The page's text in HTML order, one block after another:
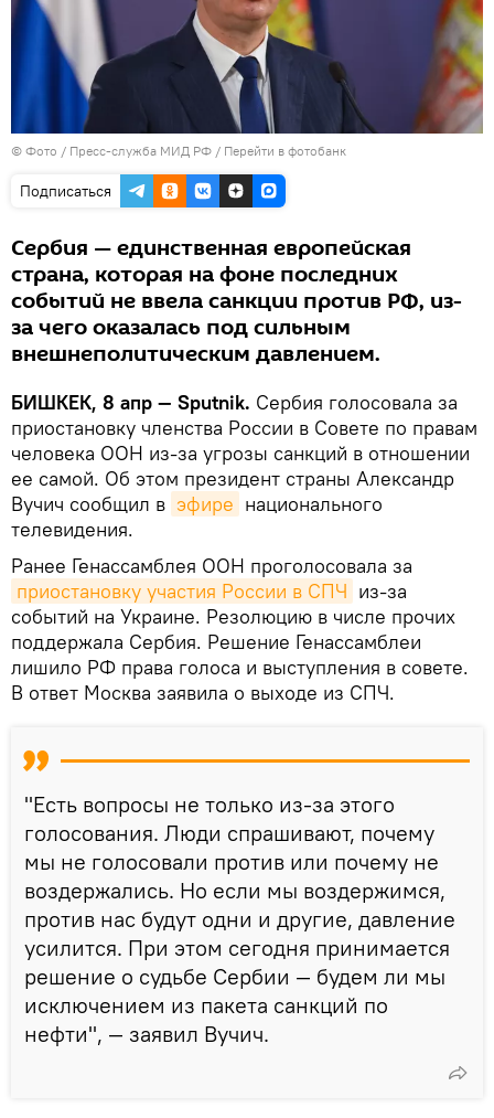
© Фото / Пресс-служба МИД РФ / Перейти в фотобанк
Подписаться
Сербия — единственная европейская
страна, которая на фоне последних
событий не ввела санкции против РФ, из-
за чего оказалась под сильным
внешнеполитическим давлением.
БИШКЕК, 8 апр — Sputnik. Сербия голосовала за
приостановку членства России в Совете по правам
человека ООН из-за угрозы санкций в отношении
ее самой. Об этом президент страны Александр
Вучич сообщил в эфире национального
телевидения.
Ранее Генассамблея ООН проголосовала за
приостановку участия России в СПЧ из-за
событий на Украине. Резолюцию в числе прочих
поддержала Сербия. Решение Генассамблеи
лишило РФ права голоса и выступления в совете.
В ответ Москва заявила о выходе из СПЧ.
"Есть вопросы не только из-за этого
голосования. Люди спрашивают, почему
мы не голосовали против или почему не
воздержались. Но если мы воздержимся,
против нас будут одни и другие, давление
усилится. При этом сегодня принимается
решение о судьбе Сербии — будем ли мы
исключением из пакета санкций по
нефти", — заявил Вучич.